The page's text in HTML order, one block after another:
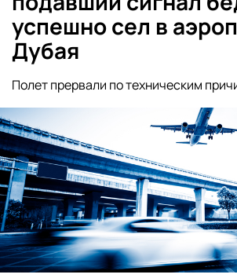
успешно сел в
Дубая
Полет прервали по техническим